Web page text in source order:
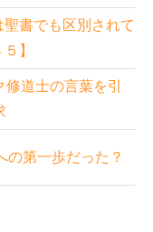
聖書でも区別されて
】
道士の言葉を引
の第一歩だった？